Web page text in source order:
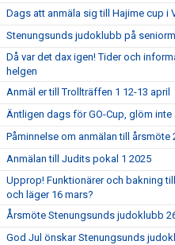
Dags att anmäla sig till Hajime cup i
Stenungsunds judoklubb på
Då var det dax igen! Tider och
helgen
Anmäl er till Trollträffen 1 12-13 april
Äntligen dags för GO-Cup, glöm inte
Påminnelse om anmälan till årsmöte
Anmälan till Judits pokal 1 2025
Upprop! Funktionärer och bakning
och läger 16 mars?
Årsmöte Stenungsunds judoklubb
God Jul önskar Stenungsunds